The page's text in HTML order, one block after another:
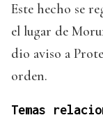
Este hecho se
el lugar de
dio aviso a
orden.
Temas